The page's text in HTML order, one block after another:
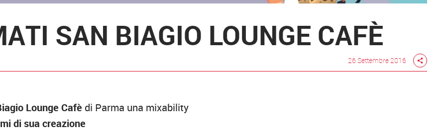
SAN BIAGIO LOUNGE CAFÈ
26 Settembre 2016 share
Lounge Cafè di Parma una mixability
di sua creazione